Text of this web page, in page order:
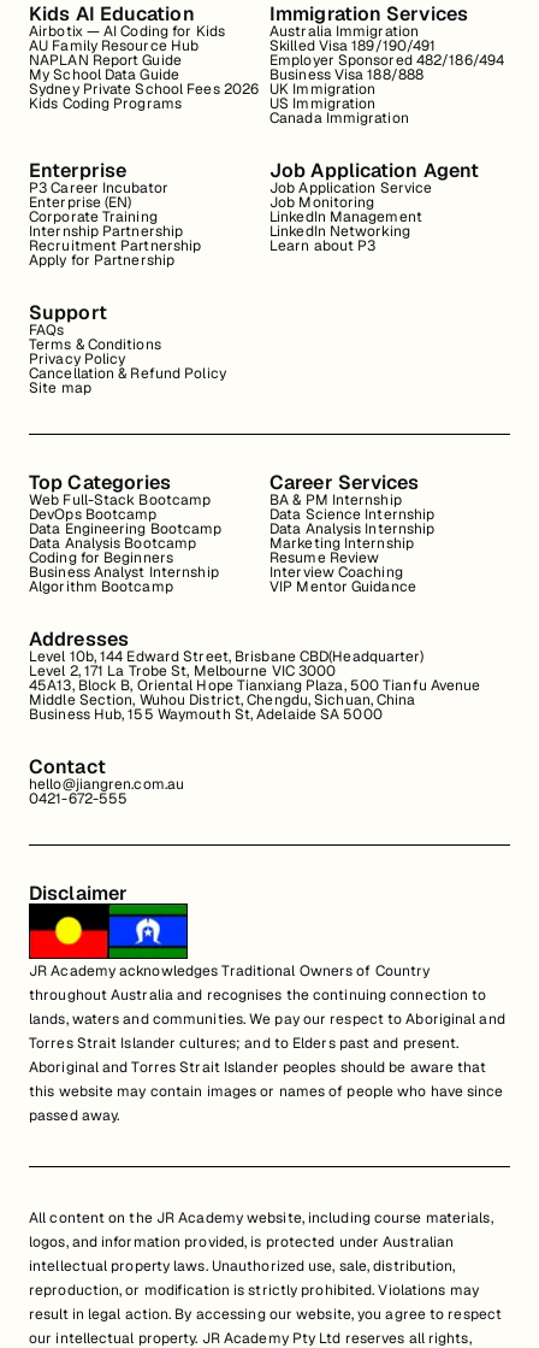
Kids AI Education
Airbotix — AI Coding for Kids
AU Family Resource Hub
NAPLAN Report Guide
My School Data Guide
Sydney Private School Fees 2026
Kids Coding Programs
Immigration Services
Australia Immigration
Skilled Visa 189/190/491
Employer Sponsored 482/186/494
Business Visa 188/888
UK Immigration
US Immigration
Canada Immigration
Enterprise
P3 Career Incubator
Enterprise (EN)
Corporate Training
Internship Partnership
Recruitment Partnership
Apply for Partnership
Job Application Agent
Job Application Service
Job Monitoring
LinkedIn Management
LinkedIn Networking
Learn about P3
Support
FAQs
Terms & Conditions
Privacy Policy
Cancellation & Refund Policy
Site map
Top Categories
Web Full-Stack Bootcamp
DevOps Bootcamp
Data Engineering Bootcamp
Data Analysis Bootcamp
Coding for Beginners
Business Analyst Internship
Algorithm Bootcamp
Career Services
BA & PM Internship
Data Science Internship
Data Analysis Internship
Marketing Internship
Resume Review
Interview Coaching
VIP Mentor Guidance
Addresses
Level 10b, 144 Edward Street, Brisbane CBD(Headquarter)
Level 2, 171 La Trobe St, Melbourne VIC 3000
45A13, Block B, Oriental Hope Tianxiang Plaza, 500 Tianfu Avenue
Middle Section, Wuhou District, Chengdu, Sichuan, China
Business Hub, 155 Waymouth St, Adelaide SA 5000
Contact
hello@jiangren.com.au
0421-672-555
Disclaimer
JR Academy acknowledges Traditional Owners of Country
throughout Australia and recognises the continuing connection to
lands, waters and communities. We pay our respect to Aboriginal and
Torres Strait Islander cultures; and to Elders past and present.
Aboriginal and Torres Strait Islander peoples should be aware that
this website may contain images or names of people who have since
passed away.
All content on the JR Academy website, including course materials,
logos, and information provided, is protected under Australian
intellectual property laws. Unauthorized use, sale, distribution,
reproduction, or modification is strictly prohibited. Violations may
result in legal action. By accessing our website, you agree to respect
our intellectual property. JR Academy Pty Ltd reserves all rights,